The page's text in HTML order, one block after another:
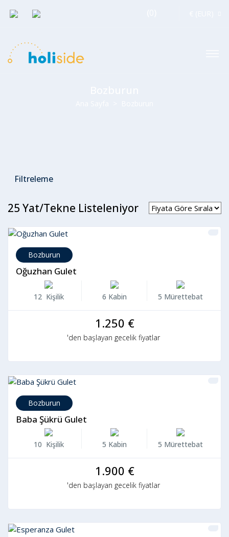
Filtreleme
25 Yat/Tekne Listeleniyor
Bozburun
Oğuzhan Gulet
12 Kişilik 6 Kabin 5 Mürettebat
1.250 €
'den başlayan gecelik fiyatlar
Bozburun
Baba Şükrü Gulet
10 Kişilik 5 Kabin 5 Mürettebat
1.900 €
'den başlayan gecelik fiyatlar